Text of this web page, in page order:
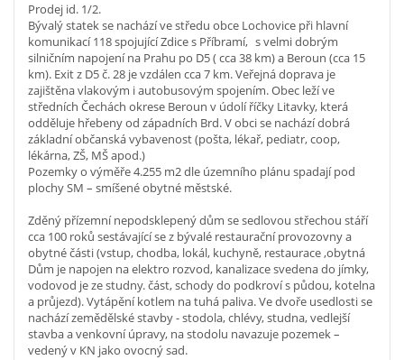
Prodej id. 1/2.
Bývalý statek se nachází ve středu obce Lochovice při hlavní
komunikací 118 spojující Zdice s Příbramí, s velmi dobrým
silničním napojení na Prahu po D5 ( cca 38 km) a Beroun (cca 15
km). Exit z D5 č. 28 je vzdálen cca 7 km. Veřejná doprava je
zajištěna vlakovým i autobusovým spojením. Obec leží ve
středních Čechách okrese Beroun v údolí říčky Litavky, která
odděluje hřebeny od západních Brd. V obci se nachází dobrá
základní občanská vybavenost (pošta, lékař, pediatr, coop,
lékárna, ZŠ, MŠ apod.)
Pozemky o výměře 4.255 m2 dle územního plánu spadají pod
plochy SM – smíšené obytné městské.
Zděný přízemní nepodsklepený dům se sedlovou střechou stáří
cca 100 roků sestávající se z bývalé restaurační provozovny a
obytné části (vstup, chodba, lokál, kuchyně, restaurace ,obytná
Dům je napojen na elektro rozvod, kanalizace svedena do jímky,
vodovod je ze studny. část, schody do podkroví s půdou, kotelna
a průjezd). Vytápění kotlem na tuhá paliva. Ve dvoře usedlosti se
nachází zemědělské stavby - stodola, chlévy, studna, vedlejší
stavba a venkovní úpravy, na stodolu navazuje pozemek –
vedený v KN jako ovocný sad.